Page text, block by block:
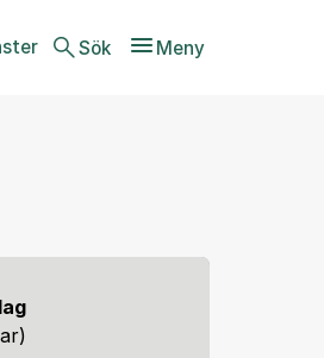
Sök Meny